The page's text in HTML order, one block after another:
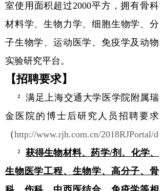
室使用面积超过2000平方，拥有骨科
材料学、生物力学、细胞生物学、分
子生物学、运动医学、免疫学及动物
实验研究平台。
【招聘要求】
² 满足上海交通大学医学院附属瑞
金医院的博士后研究人员招聘要求
（http://www.rjh.com.cn/2018RJPortal/
² 获得生物材料、药学/剂、化学、
生物医学工程、生物学、高分子、骨